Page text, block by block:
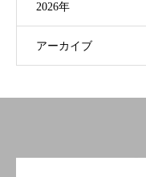
2026年
アーカイブ